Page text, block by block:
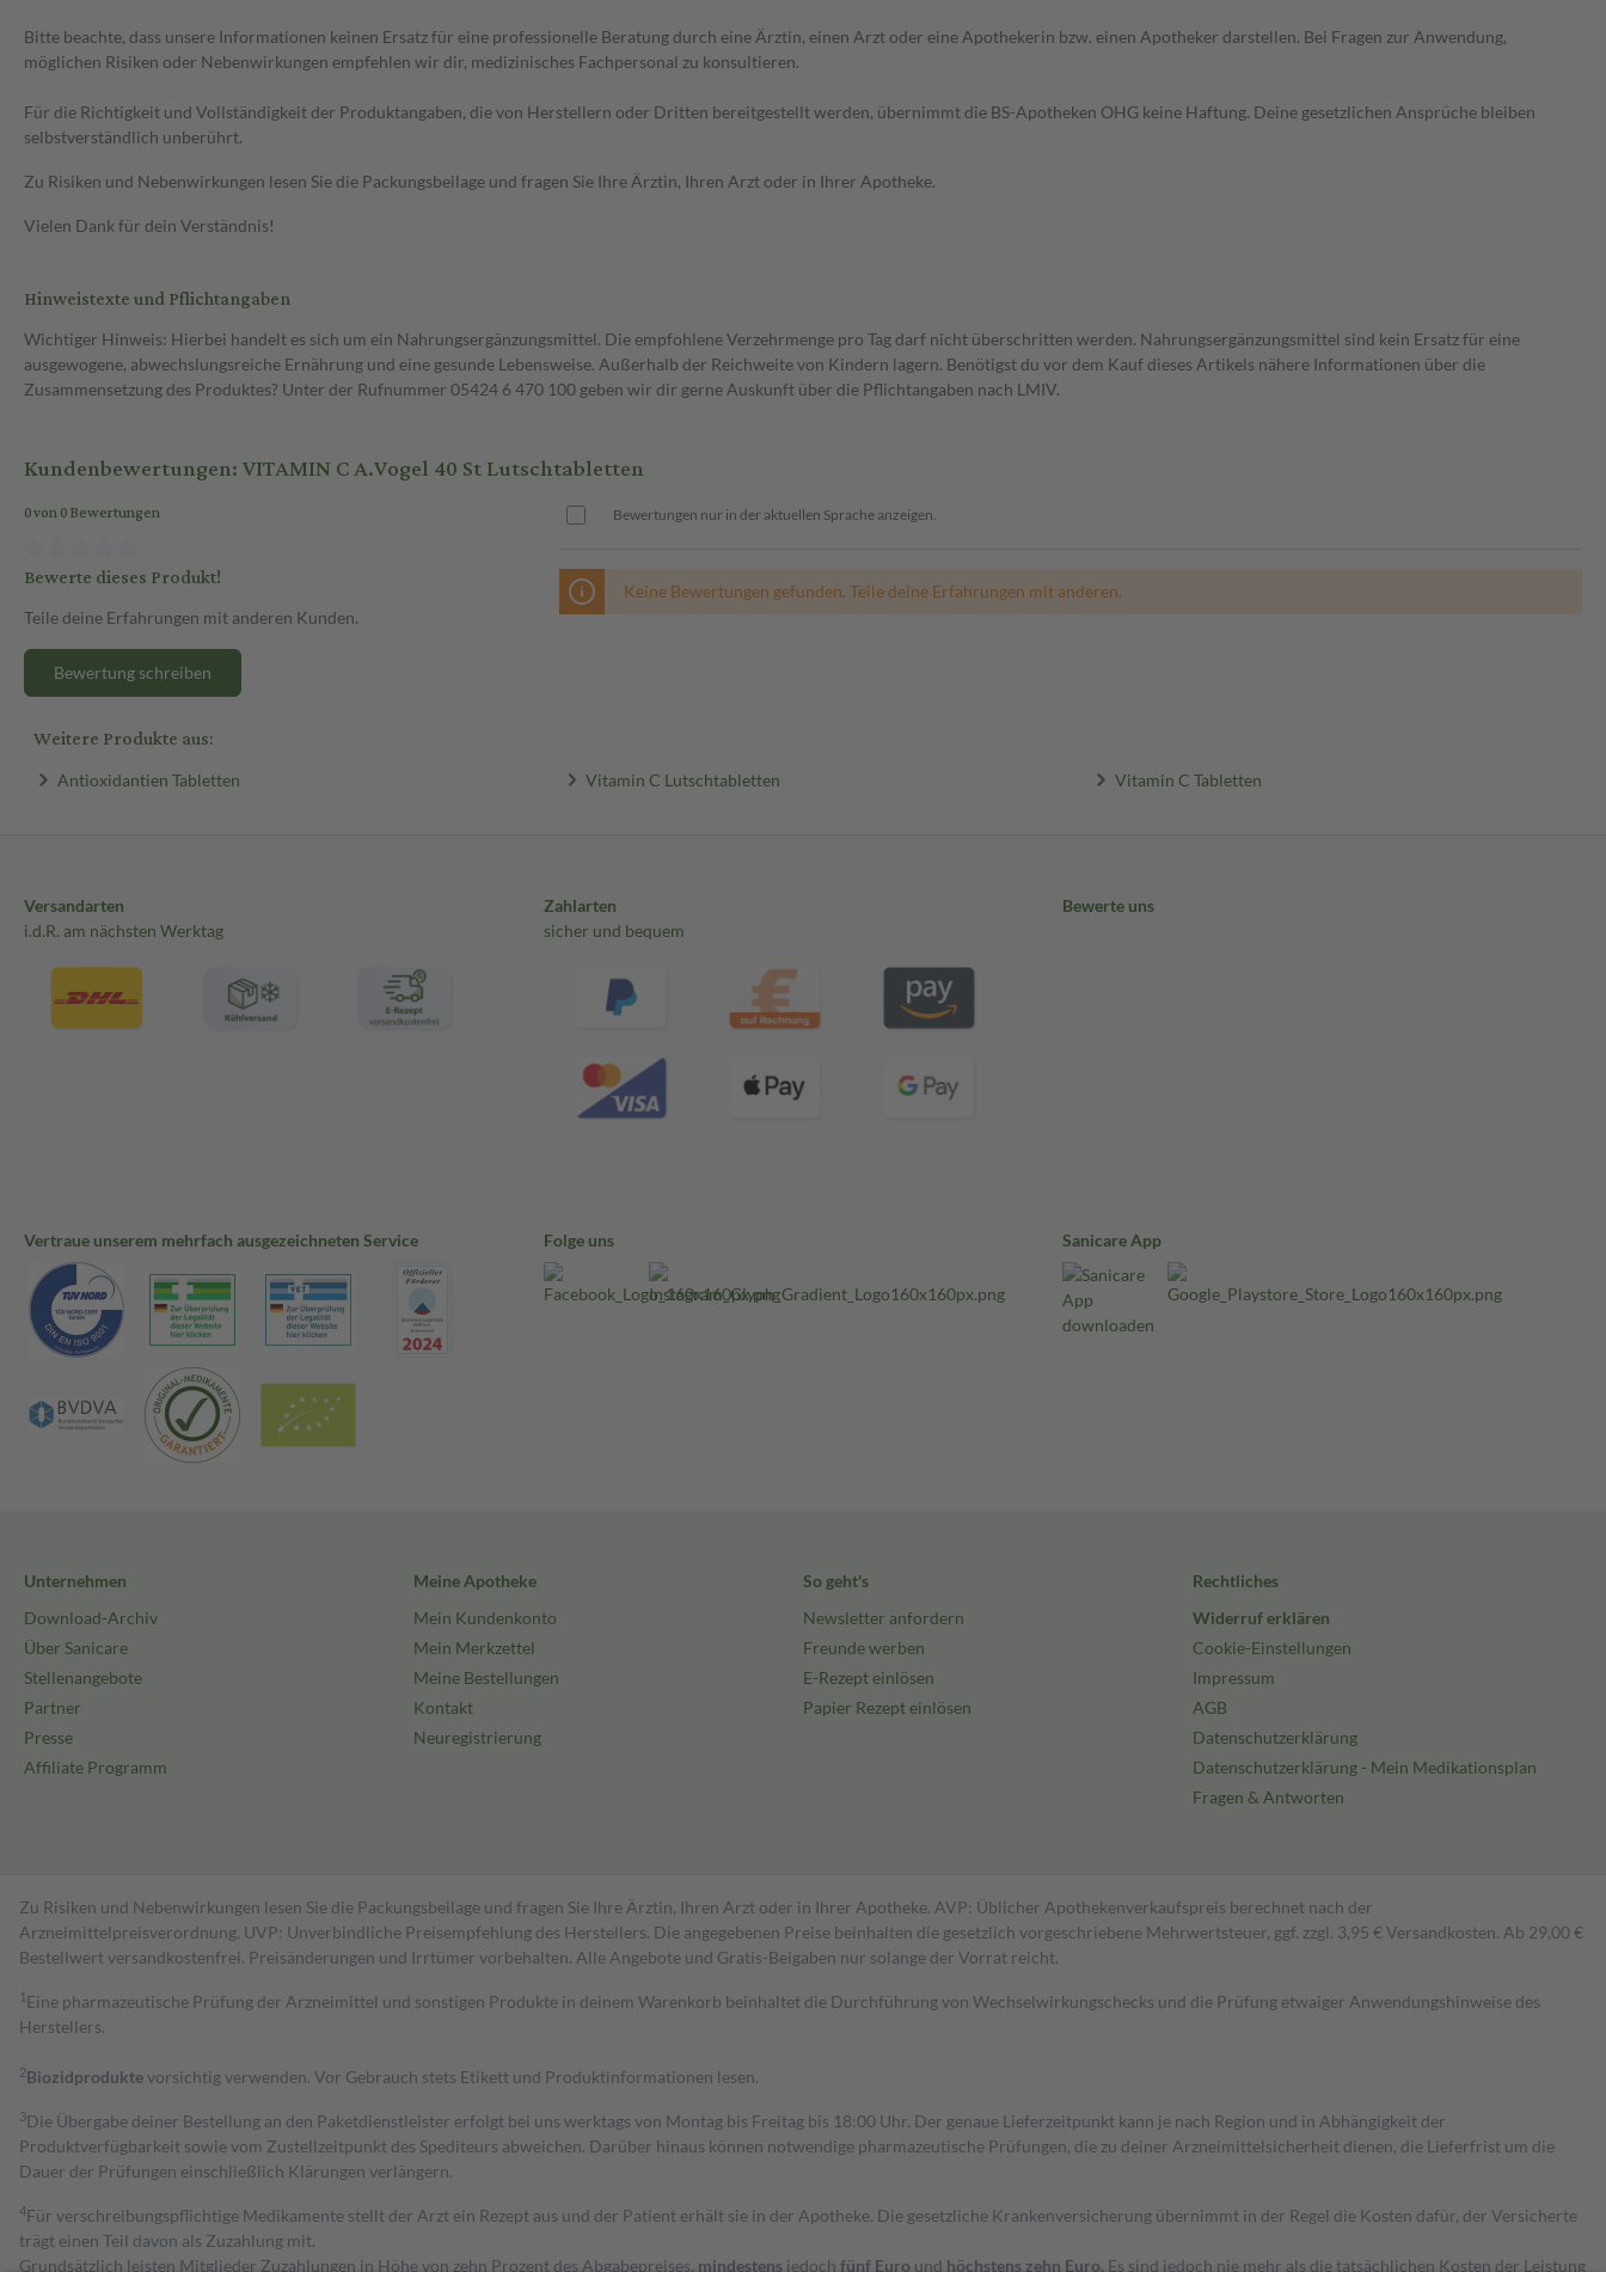
Bitte beachte, dass unsere Informationen keinen Ersatz für eine professionelle Beratung durch eine Ärztin, einen Arzt oder eine Apothekerin bzw. einen Apotheker darstellen. Bei Fragen zur Anwendung,
möglichen Risiken oder Nebenwirkungen empfehlen wir dir, medizinisches Fachpersonal zu konsultieren.
Für die Richtigkeit und Vollständigkeit der Produktangaben, die von Herstellern oder Dritten bereitgestellt werden, übernimmt die BS-Apotheken OHG keine Haftung. Deine gesetzlichen Ansprüche bleiben
selbstverständlich unberührt.
Zu Risiken und Nebenwirkungen lesen Sie die Packungsbeilage und fragen Sie Ihre Ärztin, Ihren Arzt oder in Ihrer Apotheke.
Vielen Dank für dein Verständnis!
Hinweistexte und Pflichtangaben
Wichtiger Hinweis: Hierbei handelt es sich um ein Nahrungsergänzungsmittel. Die empfohlene Verzehrmenge pro Tag darf nicht überschritten werden. Nahrungsergänzungsmittel sind kein Ersatz für eine
ausgewogene, abwechslungsreiche Ernährung und eine gesunde Lebensweise. Außerhalb der Reichweite von Kindern lagern. Benötigst du vor dem Kauf dieses Artikels nähere Informationen über die
Zusammensetzung des Produktes? Unter der Rufnummer 05424 6 470 100 geben wir dir gerne Auskunft über die Pflichtangaben nach LMIV.
Kundenbewertungen: VITAMIN C A.Vogel 40 St Lutschtabletten
0 von 0 Bewertungen
Bewerte dieses Produkt!
Teile deine Erfahrungen mit anderen Kunden.
Bewertung schreiben
Bewertungen nur in der aktuellen Sprache anzeigen.
Keine Bewertungen gefunden. Teile deine Erfahrungen mit anderen.
Weitere Produkte aus:
Antioxidantien Tabletten Vitamin C Lutschtabletten Vitamin C Tabletten
Versandarten
i.d.R. am nächsten Werktag
Zahlarten
sicher und bequem
Bewerte uns
Vertraue unserem mehrfach ausgezeichneten Service Folge uns Sanicare App
Unternehmen
Download-Archiv
Über Sanicare
Stellenangebote
Partner
Presse
Affiliate Programm
Meine Apotheke
Mein Kundenkonto
Mein Merkzettel
Meine Bestellungen
Kontakt
Neuregistrierung
So geht's
Newsletter anfordern
Freunde werben
E-Rezept einlösen
Papier Rezept einlösen
Rechtliches
Widerruf erklären
Cookie-Einstellungen
Impressum
AGB
Datenschutzerklärung
Datenschutzerklärung - Mein Medikationsplan
Fragen & Antworten
Zu Risiken und Nebenwirkungen lesen Sie die Packungsbeilage und fragen Sie Ihre Ärztin, Ihren Arzt oder in Ihrer Apotheke. AVP: Üblicher Apothekenverkaufspreis berechnet nach der
Arzneimittelpreisverordnung. UVP: Unverbindliche Preisempfehlung des Herstellers. Die angegebenen Preise beinhalten die gesetzlich vorgeschriebene Mehrwertsteuer, ggf. zzgl. 3,95 € Versandkosten. Ab 29,00 €
Bestell­wert versand­kosten­frei. Preisänderungen und Irrtümer vorbehalten. Alle Angebote und Gratis-Beigaben nur solange der Vorrat reicht.
1 Eine pharmazeutische Prüfung der Arzneimittel und sonstigen Produkte in deinem Warenkorb beinhaltet die Durchführung von Wechselwirkungschecks und die Prüfung etwaiger Anwendungshinweise des
Herstellers.
2Biozidproduktevorsichtig verwenden. Vor Gebrauch stets Etikett und Produktinformationen lesen.
3Die Übergabe deiner Bestellung an den Paketdienstleister erfolgt bei uns werktags von Montag bis Freitag bis 18:00 Uhr. Der genaue Lieferzeitpunkt kann je nach Region und in Abhängigkeit der
Produktverfügbarkeit sowie vom Zustellzeitpunkt des Spediteurs abweichen. Darüber hinaus können notwendige pharmazeutische Prüfungen, die zu deiner Arzneimittelsicherheit dienen, die Lieferfrist um die
Dauer der Prüfungen einschließlich Klärungen verlängern.
4Für verschreibungspflichtige Medikamente stellt der Arzt ein Rezept aus und der Patient erhält sie in der Apotheke. Die gesetzliche Krankenversicherung übernimmt in der Regel die Kosten dafür, der Versicherte
trägt einen Teil davon als Zuzahlung mit.
Grundsätzlich leisten Mitglieder Zuzahlungen in Höhe von zehn Prozent des Abgabepreises, mindestens jedoch fünf Euro und höchstens zehn Euro. Es sind jedoch nie mehr als die tatsächlichen Kosten der Leistung